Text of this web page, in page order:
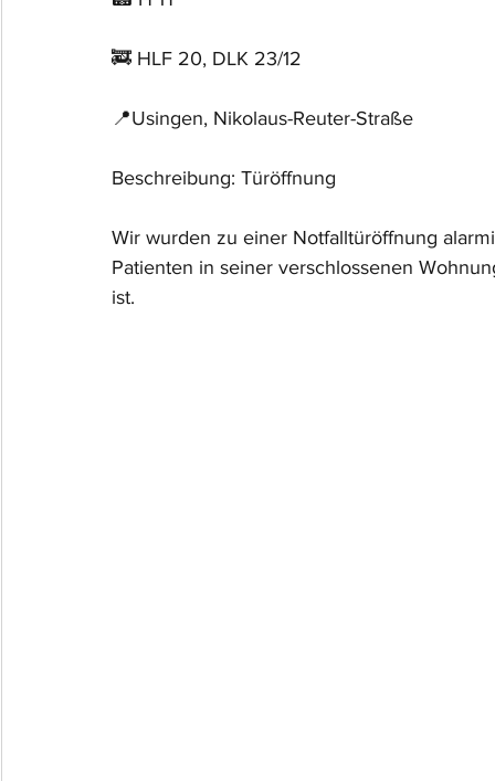
🚒 HLF 20, DLK 23/12
📍Usingen, Nikolaus-Reuter-Straße
Beschreibung: Türöffnung
Wir wurden zu einer Notfalltüröffnung
Patienten in seiner verschlossenen
ist.